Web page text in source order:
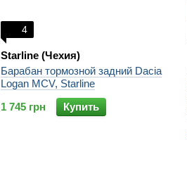
4
Starline (Чехия)
Барабан тормозной задний Dacia
Logan MCV, Starline
1 745 грн
Купить